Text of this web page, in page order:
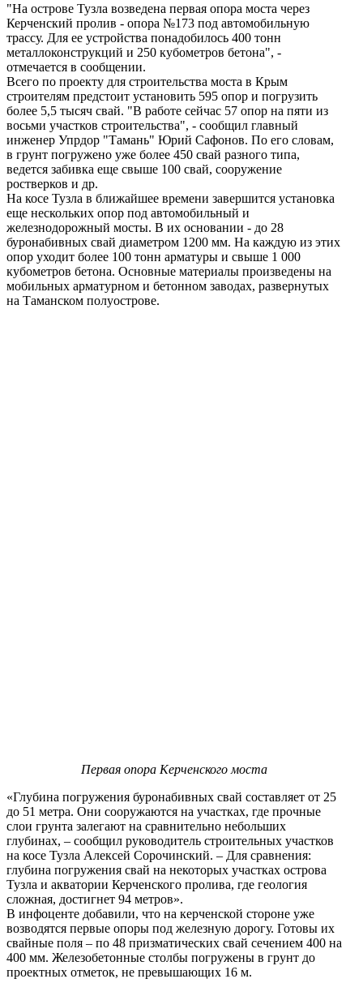
"На острове Тузла возведена первая опора моста через
Керченский пролив - опора №173 под автомобильную
трассу. Для ее устройства понадобилось 400 тонн
металлоконструкций и 250 кубометров бетона", -
отмечается в сообщении.
Всего по проекту для строительства моста в Крым
строителям предстоит установить 595 опор и погрузить
более 5,5 тысяч свай. "В работе сейчас 57 опор на пяти из
восьми участков строительства", - сообщил главный
инженер Упрдор "Тамань" Юрий Сафонов. По его словам,
в грунт погружено уже более 450 свай разного типа,
ведется забивка еще свыше 100 свай, сооружение
ростверков и др.
На косе Тузла в ближайшее времени завершится установка
еще нескольких опор под автомобильный и
железнодорожный мосты. В их основании - до 28
буронабивных свай диаметром 1200 мм. На каждую из этих
опор уходит более 100 тонн арматуры и свыше 1 000
кубометров бетона. Основные материалы произведены на
мобильных арматурном и бетонном заводах, развернутых
на Таманском полуострове.
Первая опора Керченского моста
«Глубина погружения буронабивных свай составляет от 25
до 51 метра. Они сооружаются на участках, где прочные
слои грунта залегают на сравнительно небольших
глубинах, – сообщил руководитель строительных участков
на косе Тузла Алексей Сорочинский. – Для сравнения:
глубина погружения свай на некоторых участках острова
Тузла и акватории Керченского пролива, где геология
сложная, достигнет 94 метров».
В инфоценте добавили, что на керченской стороне уже
возводятся первые опоры под железную дорогу. Готовы их
свайные поля – по 48 призматических свай сечением 400 на
400 мм. Железобетонные столбы погружены в грунт до
проектных отметок, не превышающих 16 м.